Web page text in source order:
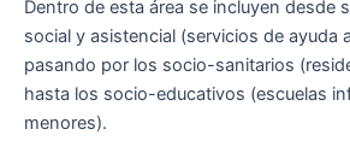
Dentro de esta área se incluyen desde
social y asistencial (servicios de ayuda
pasando por los socio-sanitarios
hasta los socio-educativos (escuelas
menores).